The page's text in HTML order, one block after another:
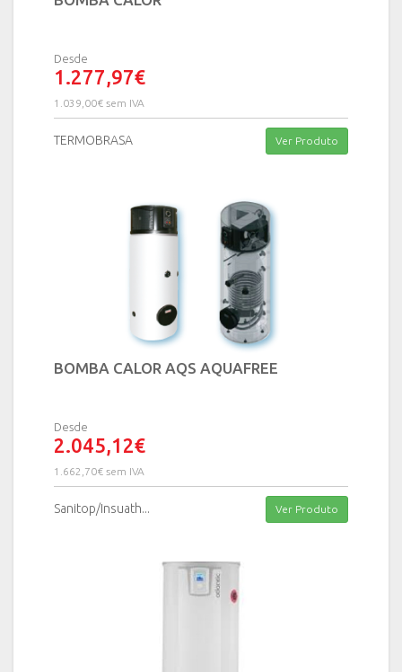
Desde
1.277,97€
1.039,00€ sem IVA
TERMOBRASA Ver Produto
BOMBA CALOR AQS AQUAFREE
Desde
2.045,12€
1.662,70€ sem IVA
Sanitop/Insuath... Ver Produto